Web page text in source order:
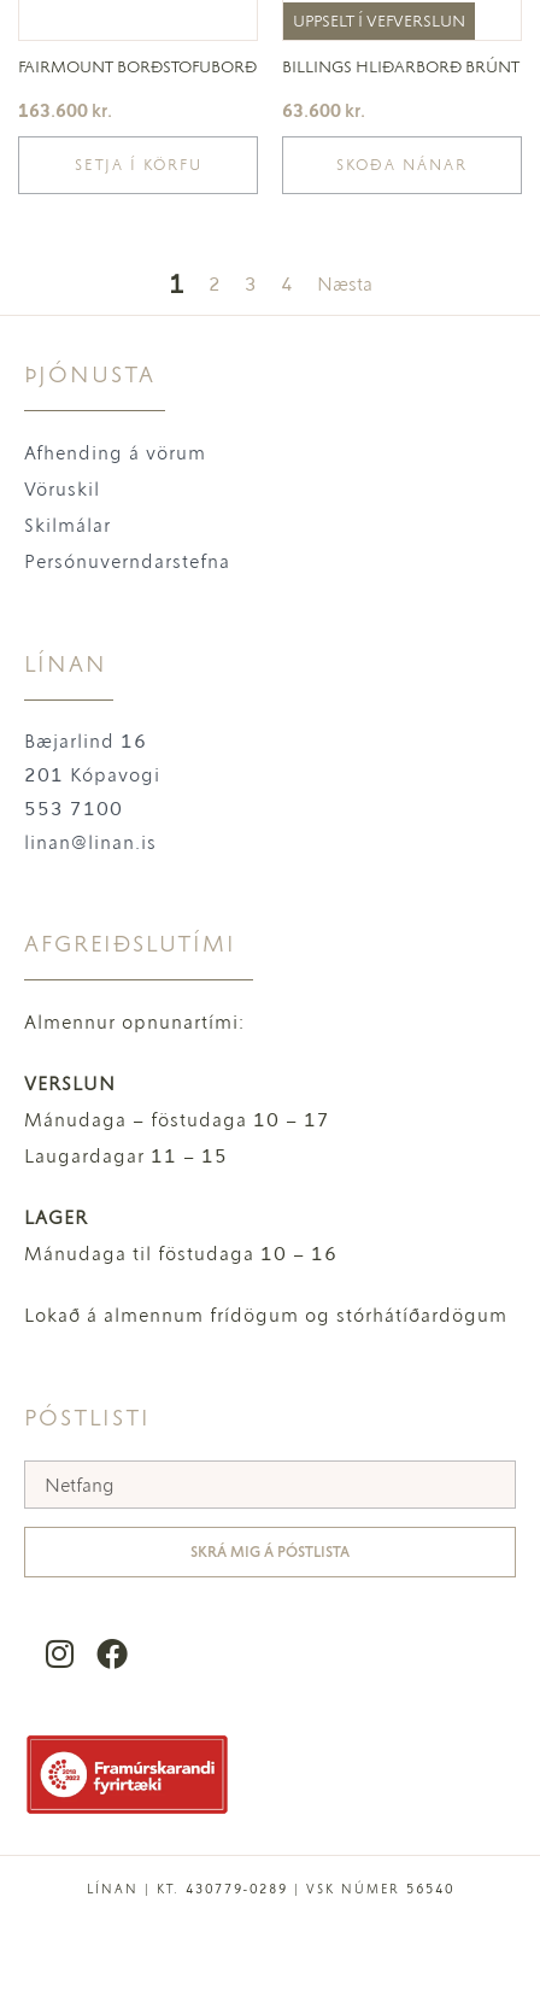
FAIRMOUNT BORÐSTOFUBORÐ
163.600 kr.
SETJA Í KÖRFU
UPPSELT Í VEFVERSLUN
UPPSELT Í VEFVERSLUN
BILLINGS HLIÐARBORÐ BRÚNT
63.600 kr.
SKOÐA NÁNAR
1 2 3 4 Næsta
ÞJÓNUSTA
Afhending á vörum
Vöruskil
Skilmálar
Persónuverndarstefna
LÍNAN
Bæjarlind 16
201 Kópavogi
553 7100
linan@linan.is
AFGREIÐSLUTÍMI
Almennur opnunartími:
VERSLUN
Mánudaga – föstudaga 10 – 17
Laugardagar 11 – 15
LAGER
Mánudaga til föstudaga 10 – 16
Lokað á almennum frídögum og stórhátíðardögum
PÓSTLISTI
SKRÁ MIG Á PÓSTLISTA
LÍNAN | KT. 430779-0289 | VSK NÚMER 56540